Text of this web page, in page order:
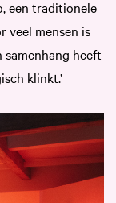
een traditionele
veel mensen is
heeft
klinkt.’